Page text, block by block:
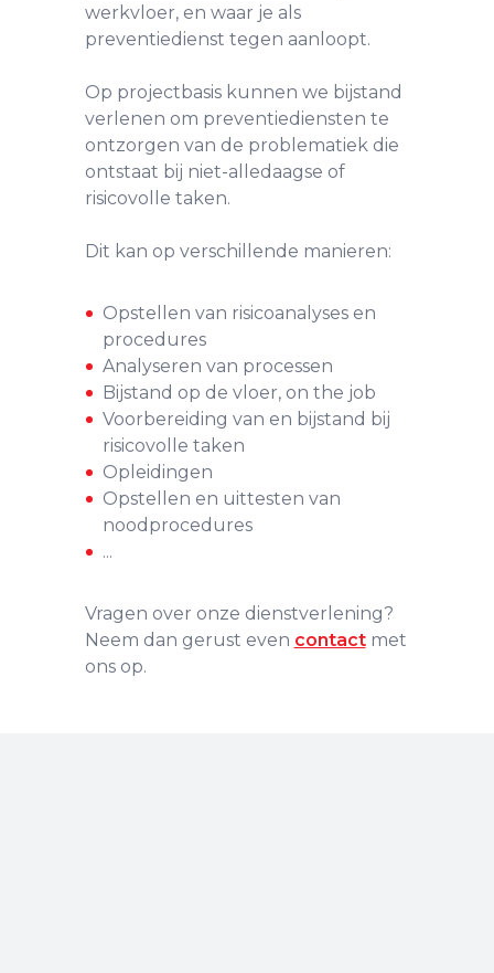
werkvloer, en waar je als
preventiedienst tegen aanloopt.
Op projectbasis kunnen we bijstand
verlenen om preventiediensten te
ontzorgen van de problematiek die
ontstaat bij niet-alledaagse of
risicovolle taken.
Dit kan op verschillende manieren:
Opstellen van risicoanalyses en
procedures
Analyseren van processen
Bijstand op de vloer, on the job
Voorbereiding van en bijstand bij
risicovolle taken
Opleidingen
Opstellen en uittesten van
noodprocedures
...
Vragen over onze dienstverlening?
Neem dan gerust even contactmet
ons op.